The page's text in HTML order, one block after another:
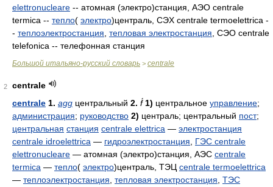
elettronucleare -- атомная (электро)станция, АЭО centrale
termica -- тепло( электро)централь, СЭХ centrale termoelettrica -
- теплоэлектростанция тепловая электростанция , СЭО centrale
telefonica -- телефонная станция
Большой итальяно-русский словарь > centrale
2
centrale
centrale 1. agg центральный 2. f́ 1) центральное управление;
администрация; руководство 2) централь; центральный пост;
центральная станция centrale elettrica — электростанция
centrale idroelettrica — гидроэлектростанция ГЭС centrale
elettronucleare — атомная (электро)станция, АЭС centrale
termica — тепло( электро)централь, ТЭЦ centrale termoelettrica
— теплоэлектростанция тепловая электростанция ТЭС